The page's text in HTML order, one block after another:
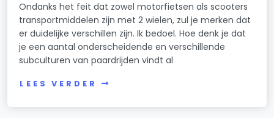
Ondanks het feit dat zowel motorfietsen als scooters
transportmiddelen zijn met 2 wielen, zul je merken dat
er duidelijke verschillen zijn. Ik bedoel. Hoe denk je dat
je een aantal onderscheidende en verschillende
subculturen van paardrijden vindt al
LEES VERDER